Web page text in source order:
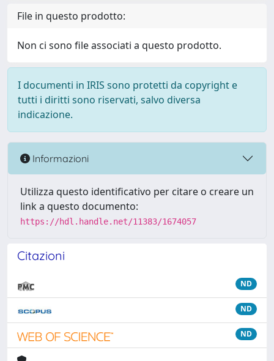
File in questo prodotto:
Non ci sono file associati a questo prodotto.
I documenti in IRIS sono protetti da copyright e
tutti i diritti sono riservati, salvo diversa
indicazione.
Informazioni
Utilizza questo identificativo per citare o creare un
link a questo documento:
https://hdl.handle.net/11383/1674057
Citazioni
ND
ND
ND